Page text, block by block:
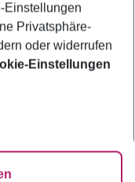
Einstellungen
Privatsphäre-
oder widerrufen
Einstellungen